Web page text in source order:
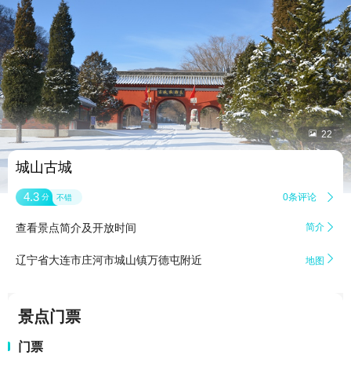
 22
城山古城
4.3 分 不错 0条评论 
查看景点简介及开放时间 简介 
辽宁省大连市庄河市城山镇万德屯附近 地图 
景点门票
门票
